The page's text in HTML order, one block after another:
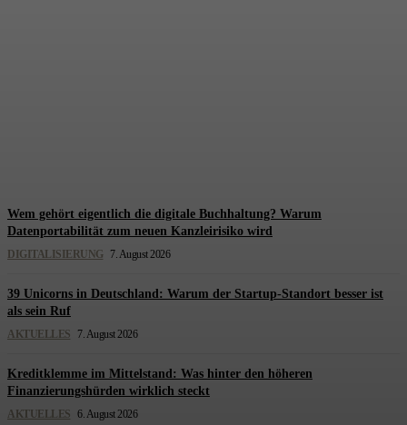
Wem gehört eigentlich die digitale Buchhaltung? Warum
Datenportabilität zum neuen Kanzleirisiko wird
DIGITALISIERUNG 7. August 2026
39 Unicorns in Deutschland: Warum der Startup-Standort besser ist
als sein Ruf
AKTUELLES 7. August 2026
Kreditklemme im Mittelstand: Was hinter den höheren
Finanzierungshürden wirklich steckt
AKTUELLES 6. August 2026